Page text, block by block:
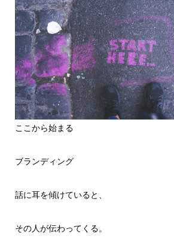
ここから始まる
ブランディング
話に耳を傾けていると、
その人が伝わってくる。